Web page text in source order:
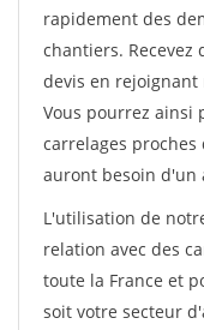
rapidement des
chantiers. Recevez
devis en rejoignant
Vous pourrez ainsi
carrelages
auront besoin d'un
L'utilisation de
relation avec des
toute la France et
soit votre secteur